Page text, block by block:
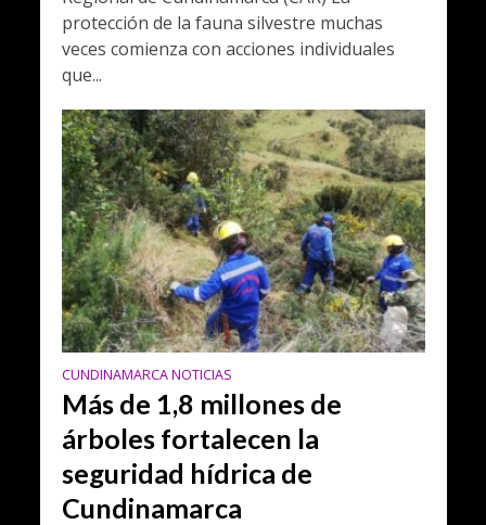
protección de la fauna silvestre muchas
veces comienza con acciones individuales
que...
CUNDINAMARCA NOTICIAS
Más de 1,8 millones de
árboles fortalecen la
seguridad hídrica de
Cundinamarca